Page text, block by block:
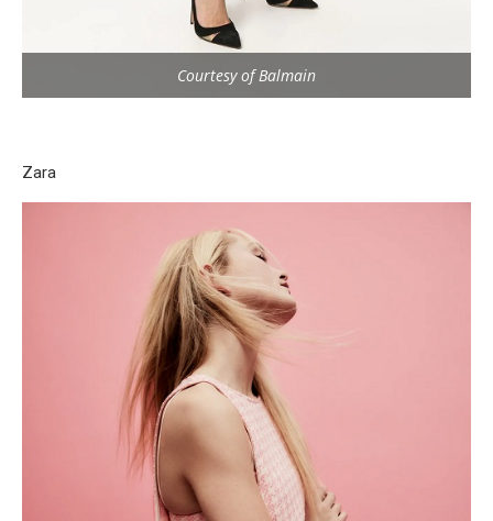
Courtesy of Balmain
Zara